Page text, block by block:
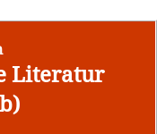
Literatur